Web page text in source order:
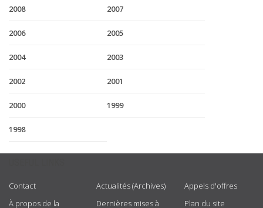
2008 2007
2006 2005
2004 2003
2002 2001
2000 1999
1998
Contact
À propos de la
Actualités (Archives)
Dernières mises à
Appels d'offres
Plan du site